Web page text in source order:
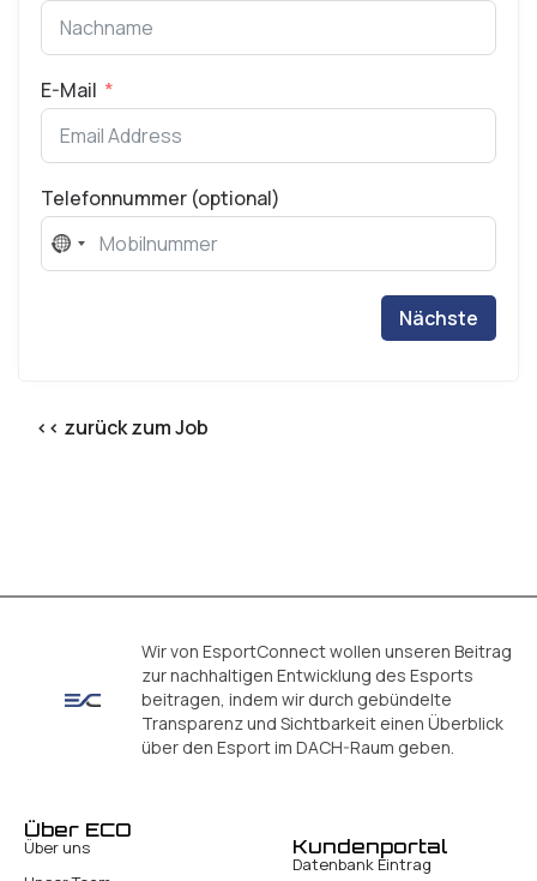
<< zurück zum Job
E-Mail
Telefonnummer (optional)
No
Nächste
Wir von EsportConnect wollen unseren Beitrag
zur nachhaltigen Entwicklung des Esports
beitragen, indem wir durch gebündelte
Transparenz und Sichtbarkeit einen Überblick
über den Esport im DACH-Raum geben.
Über ECO
Über uns
Kundenportal
Datenbank Eintrag